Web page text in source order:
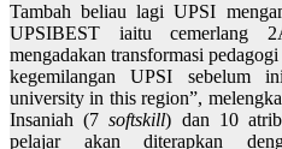
Tambah beliau lagi UPSI
UPSIBEST iaitu cemerlang
mengadakan transformasi
kegemilangan UPSI sebelum
university in this region”,
Insaniah (7softskill) dan 10
pelajar akan diterapkan